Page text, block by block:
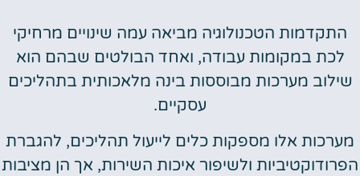
התקדמות הטכנולוגיה מביאה עמה שינויים מרחיקי
לכת במקומות עבודה, ואחד הבולטים שבהם הוא
שילוב מערכות מבוססות בינה מלאכותית בתהליכים
עסקיים.
מערכות אלו מספקות כלים לייעול תהליכים, להגברת
הפרודוקטיביות ולשיפור איכות השירות, אך הן מציבות